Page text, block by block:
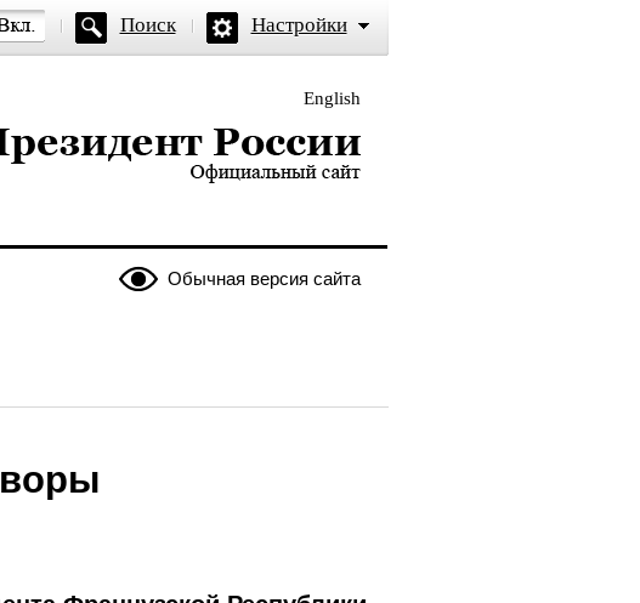
Поиск Настройки
English
России — официальный сайт
Обычная версия сайта